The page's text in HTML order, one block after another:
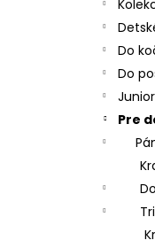
Do
Do
Pre
€54,58